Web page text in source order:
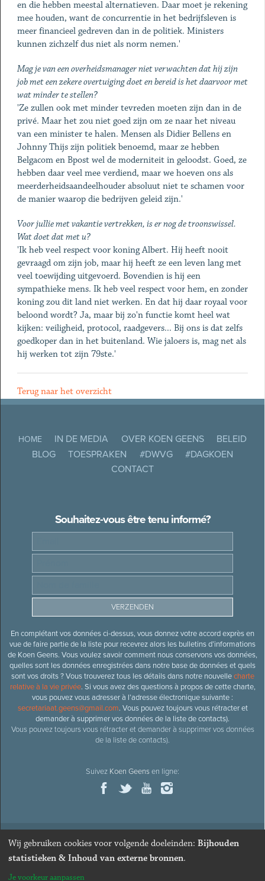
en die hebben meestal alternatieven. Daar moet je rekening
mee houden, want de concurrentie in het bedrijfsleven is
meer financieel gedreven dan in de politiek. Ministers
kunnen zichzelf dus niet als norm nemen.'
Mag je van een overheidsmanager niet verwachten dat hij zijn
job met een zekere overtuiging doet en bereid is het daarvoor met
wat minder te stellen?
'Ze zullen ook met minder tevreden moeten zijn dan in de
privé. Maar het zou niet goed zijn om ze naar het niveau
van een minister te halen. Mensen als Didier Bellens en
Johnny Thijs zijn politiek benoemd, maar ze hebben
Belgacom en Bpost wel de moderniteit in geloodst. Goed, ze
hebben daar veel mee verdiend, maar we hoeven ons als
meerderheidsaandeelhouder absoluut niet te schamen voor
de manier waarop die bedrijven geleid zijn.'
Voor jullie met vakantie vertrekken, is er nog de troonswissel.
Wat doet dat met u?
'Ik heb veel respect voor koning Albert. Hij heeft nooit
gevraagd om zijn job, maar hij heeft ze een leven lang met
veel toewijding uitgevoerd. Bovendien is hij een
sympathieke mens. Ik heb veel respect voor hem, en zonder
koning zou dit land niet werken. En dat hij daar royaal voor
beloond wordt? Ja, maar bij zo'n functie komt heel wat
kijken: veiligheid, protocol, raadgevers... Bij ons is dat zelfs
goedkoper dan in het buitenland. Wie jaloers is, mag net als
hij werken tot zijn 79ste.'
Terug naar het overzicht
HOME IN DE MEDIA OVER KOEN GEENS
BELEID
BLOG
TOESPRAKEN #DWVG
#DAGKOEN
CONTACT
Souhaitez-vous être tenu informé?
En complétant vos données ci-dessus, vous donnez votre accord exprès en
vue de faire partie de la liste pour recevrez alors les bulletins d’informations
de Koen Geens. Vous voulez savoir comment nous conservons vos données,
quelles sont les données enregistrées dans notre base de données et quels
sont vos droits ? Vous trouverez tous les détails dans notre nouvellecharte
relative à la vie privée. Si vous avez des questions à propos de cette charte,
vous pouvez vous adresser à l’adresse électronique suivante :
secretariaat.geens@gmail.com. Vous pouvez toujours vous rétracter et
demander à supprimer vos données de la liste de contacts).
Vous pouvez toujours vous rétracter et demander à supprimer vos données
de la liste de contacts).
Suivez Koen Geensen ligne:
© 2026Ancien ministre et député honoraire
Webdesign & développement par Zenjoy de Louvain
Wij gebruiken cookies voor volgende doeleinden: Bijhouden
statistieken & Inhoud van externe bronnen.
Je voorkeur aanpassen